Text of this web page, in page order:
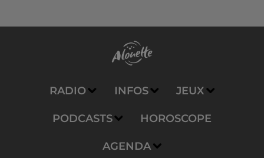
RADIO INFOS JEUX
PODCASTS HOROSCOPE
AGENDA